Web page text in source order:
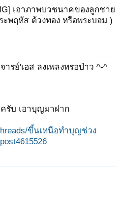
เอาภาพบวชนาคของลูกชาย
ะพฤหัส ด้วงทอง หรือพระบอม )
ารย์'เอส ลงเพลงหรอป่าว ^-^
รับ เอาบุญมาฝาก
ขึ้นเหนือทำบุญช่วง